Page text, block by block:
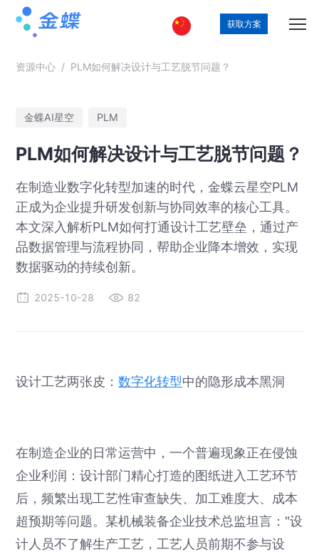
获取方案
资源中心 / PLM如何解决设计与工艺脱节问题？
金蝶AI星空 PLM
PLM如何解决设计与工艺脱节问题？
在制造业数字化转型加速的时代，金蝶云星空PLM
正成为企业提升研发创新与协同效率的核心工具。
本文深入解析PLM如何打通设计工艺壁垒，通过产
品数据管理与流程协同，帮助企业降本增效，实现
数据驱动的持续创新。
2025-10-28 82
设计工艺两张皮：数字化转型中的隐形成本黑洞
在制造企业的日常运营中，一个普遍现象正在侵蚀
企业利润：设计部门精心打造的图纸进入工艺环节
后，频繁出现工艺性审查缺失、加工难度大、成本
超预期等问题。某机械装备企业技术总监坦言："设
计人员不了解生产工艺，工艺人员前期不参与设